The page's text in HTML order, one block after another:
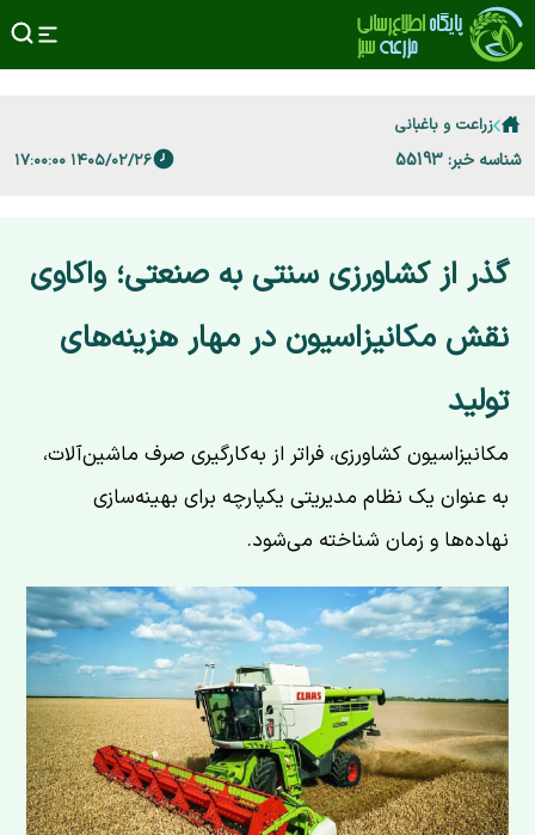
زراعت و باغبانی
شناسه خبر: 55193 ۱۴۰۵/۰۲/۲۶ ۱۷:۰۰:۰۰
گذر از کشاورزی سنتی به صنعتی؛ واکاوی
نقش مکانیزاسیون در مهار هزینه‌های
تولید
مکانیزاسیون کشاورزی، فراتر از به‌کارگیری صرف ماشین‌آلات،
به عنوان یک نظام مدیریتی یکپارچه برای بهینه‌سازی
نهاده‌ها و زمان شناخته می‌شود.